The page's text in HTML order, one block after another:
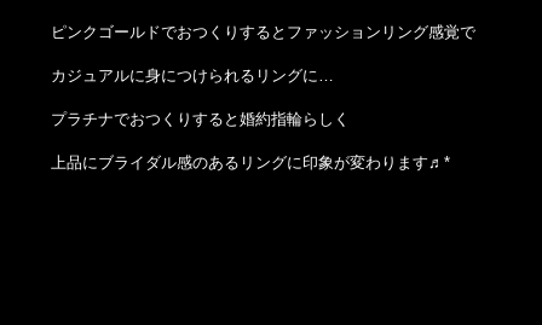
ピンクゴールドでおつくりするとファッションリング感覚で
カジュアルに身につけられるリングに…
プラチナでおつくりすると婚約指輪らしく
上品にブライダル感のあるリングに印象が変わります♬*